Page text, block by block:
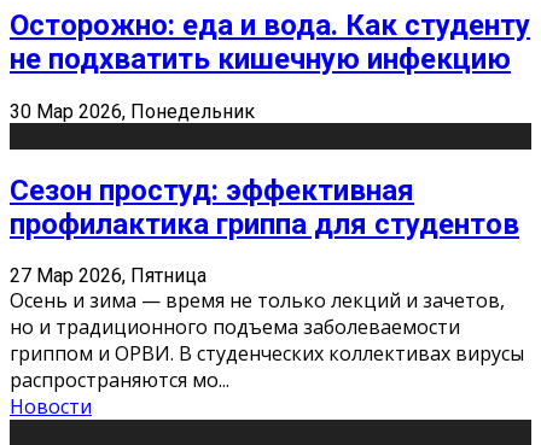
Осторожно: еда и вода. Как студенту
не подхватить кишечную инфекцию
30 Мар 2026, Понедельник
Сезон простуд: эффективная
профилактика гриппа для студентов
27 Мар 2026, Пятница
Осень и зима — время не только лекций и зачетов,
но и традиционного подъема заболеваемости
гриппом и ОРВИ. В студенческих коллективах вирусы
распространяются мо...
Новости